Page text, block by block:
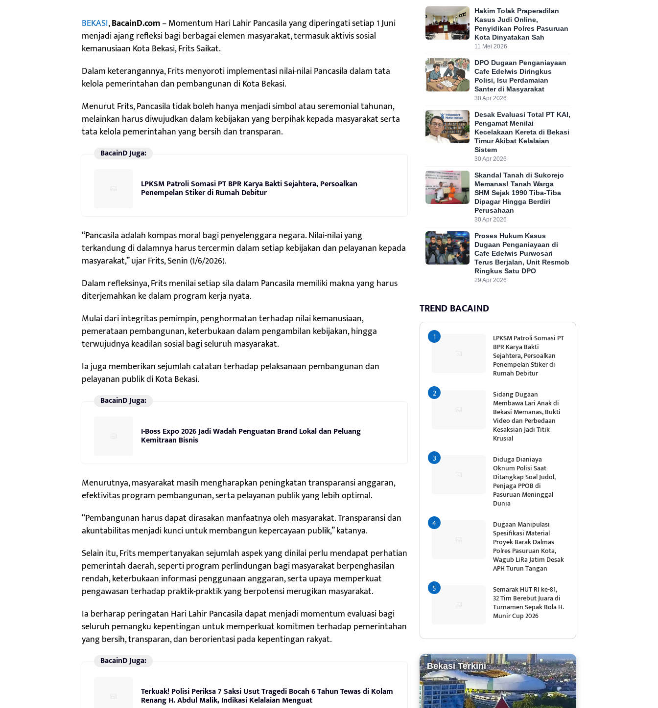
BEKASI,BacainD.com– Momentum Hari Lahir Pancasila yang diperingati setiap 1 Juni
menjadi ajang refleksi bagi berbagai elemen masyarakat, termasuk aktivis sosial
kemanusiaan Kota Bekasi, Frits Saikat.
Dalam keterangannya, Frits menyoroti implementasi nilai-nilai Pancasila dalam tata
kelola pemerintahan dan pembangunan di Kota Bekasi.
Menurut Frits, Pancasila tidak boleh hanya menjadi simbol atau seremonial tahunan,
melainkan harus diwujudkan dalam kebijakan yang berpihak kepada masyarakat serta
tata kelola pemerintahan yang bersih dan transparan.
BacainD Juga:
LPKSM Patroli Somasi PT BPR Karya Bakti Sejahtera, Persoalkan
Penempelan Stiker di Rumah Debitur
“Pancasila adalah kompas moral bagi penyelenggara negara. Nilai-nilai yang
terkandung di dalamnya harus tercermin dalam setiap kebijakan dan pelayanan kepada
masyarakat,” ujar Frits, Senin (1/6/2026).
Dalam refleksinya, Frits menilai setiap sila dalam Pancasila memiliki makna yang harus
diterjemahkan ke dalam program kerja nyata.
Mulai dari integritas pemimpin, penghormatan terhadap nilai kemanusiaan,
pemerataan pembangunan, keterbukaan dalam pengambilan kebijakan, hingga
terwujudnya keadilan sosial bagi seluruh masyarakat.
Ia juga memberikan sejumlah catatan terhadap pelaksanaan pembangunan dan
pelayanan publik di Kota Bekasi.
BacainD Juga:
I-Boss Expo 2026 Jadi Wadah Penguatan Brand Lokal dan Peluang
Kemitraan Bisnis
Menurutnya, masyarakat masih mengharapkan peningkatan transparansi anggaran,
efektivitas program pembangunan, serta pelayanan publik yang lebih optimal.
“Pembangunan harus dapat dirasakan manfaatnya oleh masyarakat. Transparansi dan
akuntabilitas menjadi kunci untuk membangun kepercayaan publik,” katanya.
Selain itu, Frits mempertanyakan sejumlah aspek yang dinilai perlu mendapat perhatian
pemerintah daerah, seperti program perlindungan bagi masyarakat berpenghasilan
rendah, keterbukaan informasi penggunaan anggaran, serta upaya memperkuat
pengawasan terhadap praktik-praktik yang berpotensi merugikan masyarakat.
Ia berharap peringatan Hari Lahir Pancasila dapat menjadi momentum evaluasi bagi
seluruh pemangku kepentingan untuk memperkuat komitmen terhadap pemerintahan
yang bersih, transparan, dan berorientasi pada kepentingan rakyat.
BacainD Juga:
Terkuak! Polisi Periksa 7 Saksi Usut Tragedi Bocah 6 Tahun Tewas di Kolam
Renang H. Abdul Malik, Indikasi Kelalaian Menguat
Hakim Tolak Praperadilan
Kasus Judi Online,
Penyidikan Polres Pasuruan
Kota Dinyatakan Sah
11 Mei 2026
DPO Dugaan Penganiayaan
Cafe Edelwis Diringkus
Polisi, Isu Perdamaian
Santer di Masyarakat
30 Apr 2026
Desak Evaluasi Total PT KAI,
Pengamat Menilai
Kecelakaan Kereta di Bekasi
Timur Akibat Kelalaian
Sistem
30 Apr 2026
Skandal Tanah di Sukorejo
Memanas! Tanah Warga
SHM Sejak 1990 Tiba-Tiba
Dipagar Hingga Berdiri
Perusahaan
30 Apr 2026
Proses Hukum Kasus
Dugaan Penganiayaan di
Cafe Edelwis Purwosari
Terus Berjalan, Unit Resmob
Ringkus Satu DPO
29 Apr 2026
TREND BACAIND
LPKSM Patroli Somasi PT
BPR Karya Bakti
Sejahtera, Persoalkan
Penempelan Stiker di
Rumah Debitur
Sidang Dugaan
Membawa Lari Anak di
Bekasi Memanas, Bukti
Video dan Perbedaan
Kesaksian Jadi Titik
Krusial
Diduga Dianiaya
Oknum Polisi Saat
Ditangkap Soal Judol,
Penjaga PPOB di
Pasuruan Meninggal
Dunia
Dugaan Manipulasi
Spesifikasi Material
Proyek Barak Dalmas
Polres Pasuruan Kota,
Wagub LiRa Jatim Desak
APH Turun Tangan
Semarak HUT RI ke-81,
32 Tim Berebut Juara di
Turnamen Sepak Bola H.
Munir Cup 2026
Bekasi Terkini